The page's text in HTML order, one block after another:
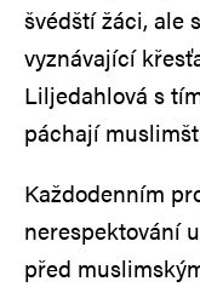
švédští žáci, ale
vyznávající
Liljedahlová s
páchají
Každodenním
nerespektování
před